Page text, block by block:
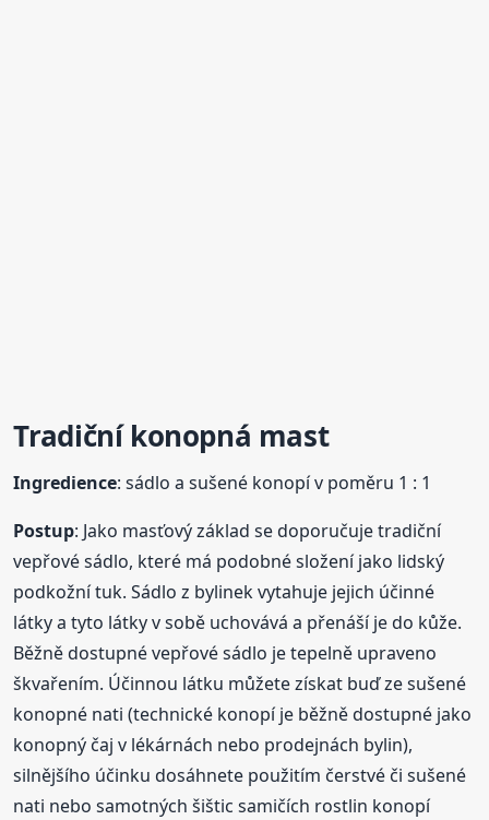
Tradiční konopná mast
Ingredience: sádlo a sušené konopí v poměru 1 : 1
Postup: Jako masťový základ se doporučuje tradiční
vepřové sádlo, které má podobné složení jako lidský
podkožní tuk. Sádlo z bylinek vytahuje jejich účinné
látky a tyto látky v sobě uchovává a přenáší je do kůže.
Běžně dostupné vepřové sádlo je tepelně upraveno
škvařením. Účinnou látku můžete získat buď ze sušené
konopné nati (technické konopí je běžně dostupné jako
konopný čaj v lékárnách nebo prodejnách bylin),
silnějšího účinku dosáhnete použitím čerstvé či sušené
nati nebo samotných šištic samičích rostlin konopí